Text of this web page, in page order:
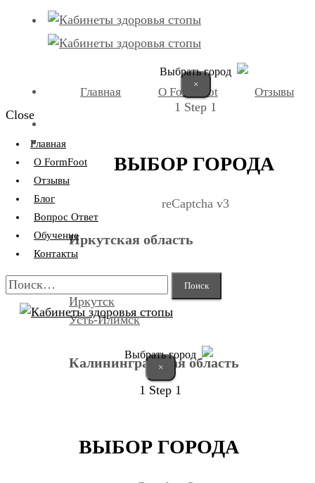
Выбрать город
×
1 Step 1
ВЫБОР ГОРОДА
reCaptcha v3
Иркутская область
Иркутск
Усть-Илимск
Калининградская область
Главная О FormFoot Отзывы
Close
Главная
О FormFoot
Отзывы
Блог
Вопрос Ответ
Обучение
Контакты
Найти:
Выбрать город
×
1 Step 1
ВЫБОР ГОРОДА